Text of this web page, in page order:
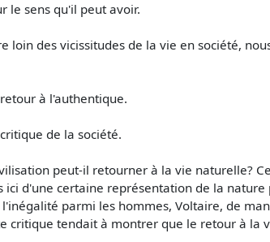
le sens qu'il peut avoir.
loin des vicissitudes de la vie en société,
à l'authentique.
de la société.
peut-il retourner à la vie naturelle?
d'une certaine représentation de la
parmi les hommes, Voltaire, de
tendait à montrer que le retour à la